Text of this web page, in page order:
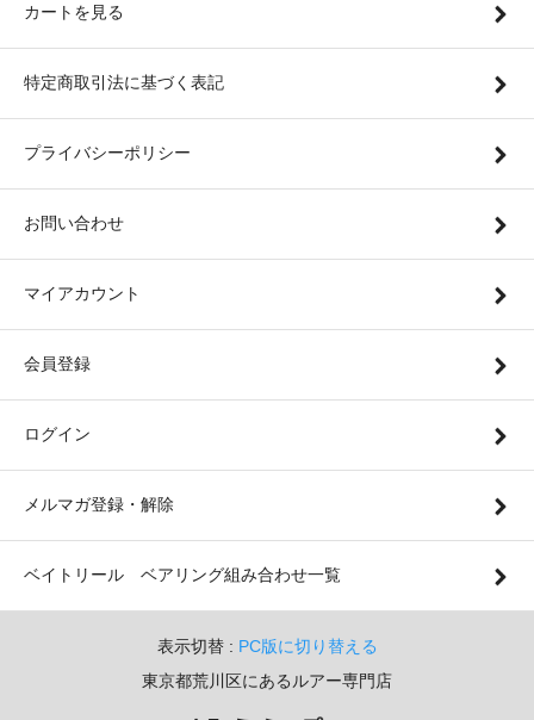
カートを見る
特定商取引法に基づく表記
プライバシーポリシー
お問い合わせ
マイアカウント
会員登録
ログイン
メルマガ登録・解除
ベイトリール ベアリング組み合わせ一覧
表示切替 : PC版に切り替える
東京都荒川区にあるルアー専門店